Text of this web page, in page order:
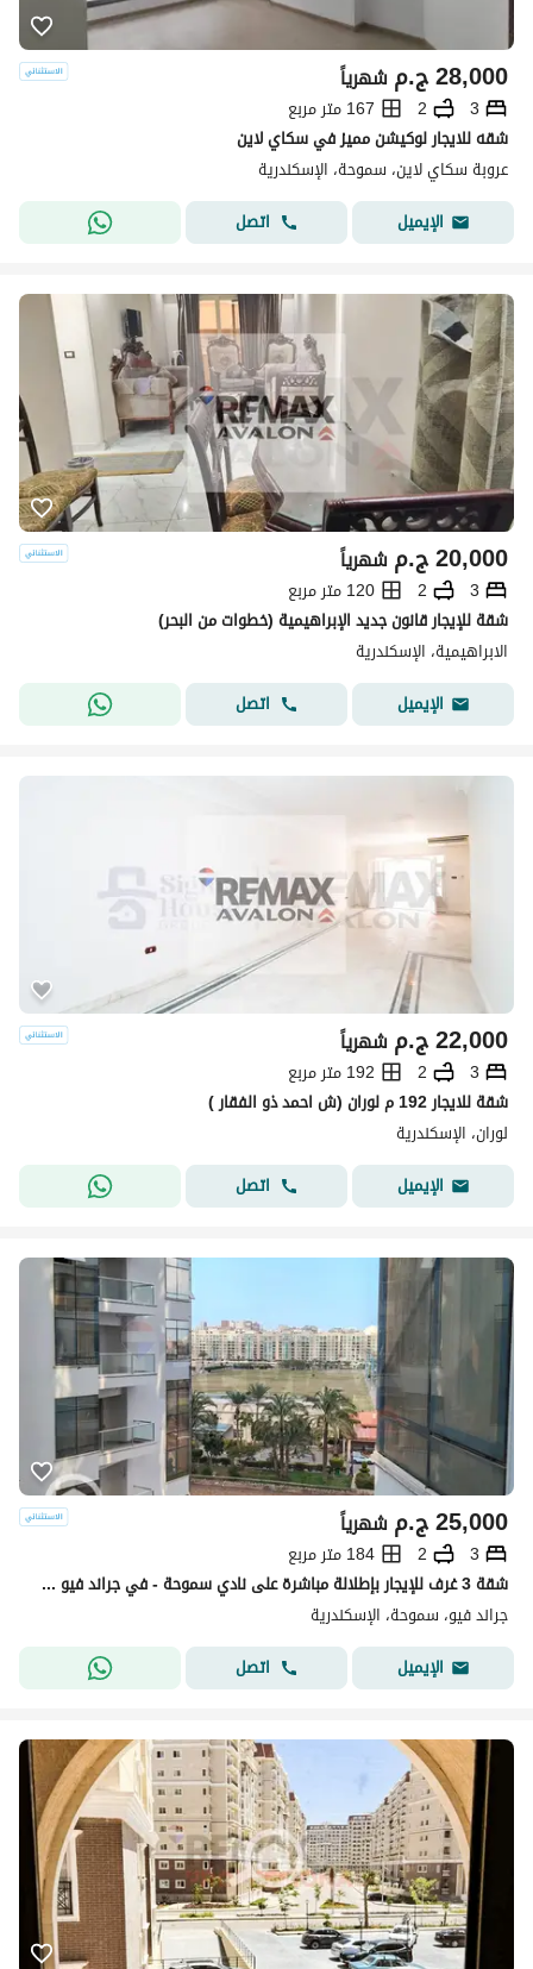
ج.م28,000 شهرياً
3
2
167 متر مربع
شقه للايجار لوكيشن مميز في سكاي لاين
عروبة سكاي لاين، سموحة، الإسكندرية
الإيميل
اتصل
ج.م20,000 شهرياً
3
2
120 متر مربع
شقة للإيجار قانون جديد الإبراهيمية (خطوات من البحر)
الابراهيمية، الإسكندرية
الإيميل
اتصل
ج.م22,000 شهرياً
3
2
192 متر مربع
شقة للايجار 192 م لوران (ش احمد ذو الفقار )
لوران، الإسكندرية
الإيميل
اتصل
ج.م25,000 شهرياً
3
2
184 متر مربع
شقة 3 غرف للإيجار بإطلالة مباشرة على نادي سموحة - في جراند فيو سموحة
جراند فيو، سموحة، الإسكندرية
الإيميل
اتصل